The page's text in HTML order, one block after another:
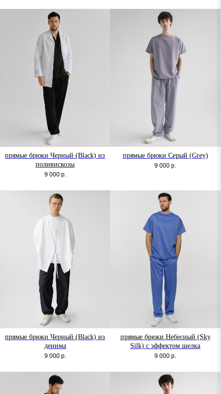
прямые брюки Черный (Black) из
поливискозы
9 000 р.
прямые брюки Серый (Grey)
9 000 р.
прямые брюки Черный (Black) из
денима
9 000 р.
прямые брюки Небесный (Sky
Silk) с эффектом шелка
9 000 р.